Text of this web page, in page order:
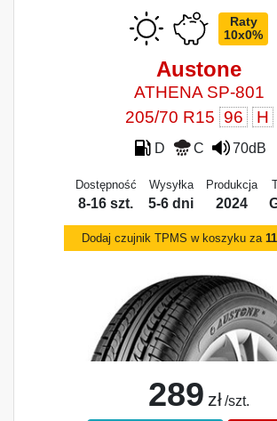
Raty
10x0%
Austone
ATHENA SP-801
205/70 R15 96 H
D C 70dB
Dostępność
8-16 szt.
Wysyłka
5-6 dni
Produkcja
2024
Dodaj czujnik TPMS w koszyku za
289 zł /szt.